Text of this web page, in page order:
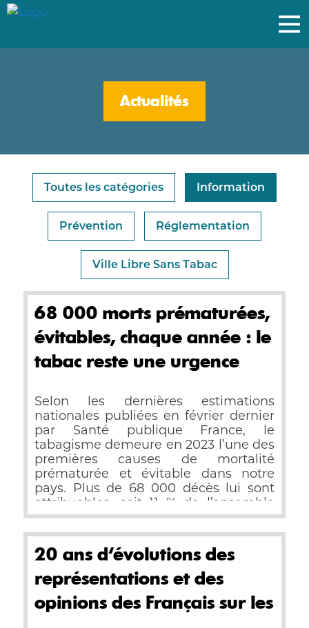
Actualités
Toutes les catégories Information
Prévention Réglementation
Ville Libre Sans Tabac
68 000 morts prématurées,
évitables, chaque année : le
tabac reste une urgence
Selon les dernières estimations
nationales publiées en février dernier
par Santé publique France, le
tabagisme demeure en 2023 l’une des
premières causes de mortalité
prématurée et évitable dans notre
pays. Plus de 68 000 décès lui sont
attribuables, soit 11 % de l’ensemble
des décès enregistrés. Les cancers
concentrent plus de la moitié de ces
pertes humaines, tandis que les
maladies cardiovasculaires et .......
20 ans d'évolutions des
représentations et des
opinions des Français sur les